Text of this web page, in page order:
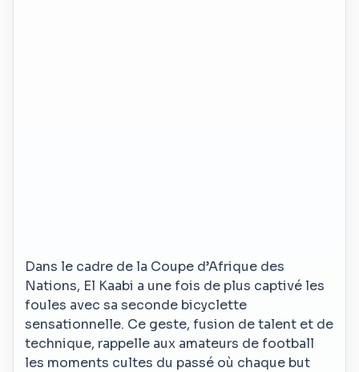
Dans le cadre de la Coupe d’Afrique des
Nations, El Kaabi a une fois de plus captivé les
foules avec sa seconde bicyclette
sensationnelle. Ce geste, fusion de talent et de
technique, rappelle aux amateurs de football
les moments cultes du passé où chaque but